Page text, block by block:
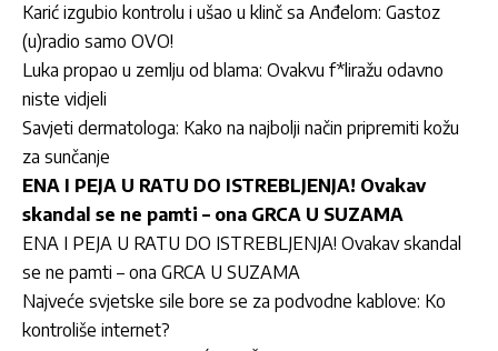
Karić izgubio kontrolu i ušao u klinč sa Anđelom: Gastoz
(u)radio samo OVO!
Luka propao u zemlju od blama: Ovakvu f*liražu odavno
niste vidjeli
Savjeti dermatologa: Kako na najbolji način pripremiti kožu
za sunčanje
ENA I PEJA U RATU DO ISTREBLJENJA! Ovakav
skandal se ne pamti – ona GRCA U SUZAMA
ENA I PEJA U RATU DO ISTREBLJENJA! Ovakav skandal
se ne pamti – ona GRCA U SUZAMA
Najveće svjetske sile bore se za podvodne kablove: Ko
kontroliše internet?